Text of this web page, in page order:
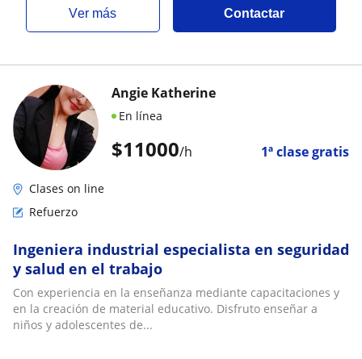
ver más Contactar
$11000/h 1ª clase gratis
Angie Katherine
En línea
Clases on line
Refuerzo
Ingeniera industrial especialista en seguridad
y salud en el trabajo
Con experiencia en la enseñanza mediante capacitaciones y
en la creación de material educativo. Disfruto enseñar a
niños y adolescentes de...